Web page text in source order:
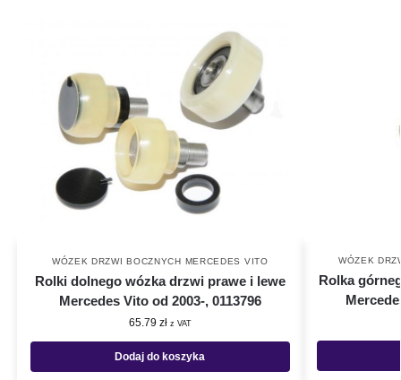
WÓZEK DRZWI BOCZNYCH MERCEDES VITO
Rolki dolnego wózka drzwi prawe i lewe
Mercedes Vito od 2003-, 0113796
65.79 zł z VAT
Dodaj do koszyka
WÓZEK
Rolka